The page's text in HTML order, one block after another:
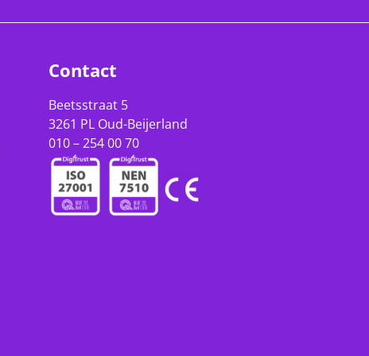
Contact
Beetsstraat 5
3261 PL Oud-Beijerland
010 – 254 00 70